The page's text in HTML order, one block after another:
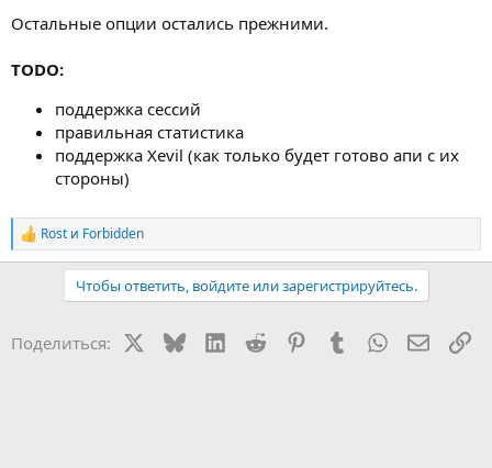
Остальные опции остались прежними.
TODO:
поддержка сессий
правильная статистика
поддержка Xevil (как только будет готово апи с их
стороны)
Р
е
и
Rost и Forbidden
Чтобы ответить, войдите или зарегистрируйтесь.
Поделиться: BlueskyLinkedIn
Reddit PinterestTumblr WhatsApp